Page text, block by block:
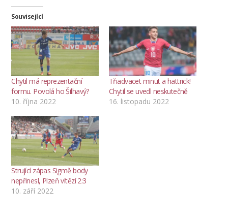
Související
Chytil má reprezentační
formu. Povolá ho Šilhavý?
10. října 2022
Třiadvacet minut a hattrick!
Chytil se uvedl neskutečně
16. listopadu 2022
Strující zápas Sigmě body
nepřinesl, Plzeň vítězí 2:3
10. září 2022